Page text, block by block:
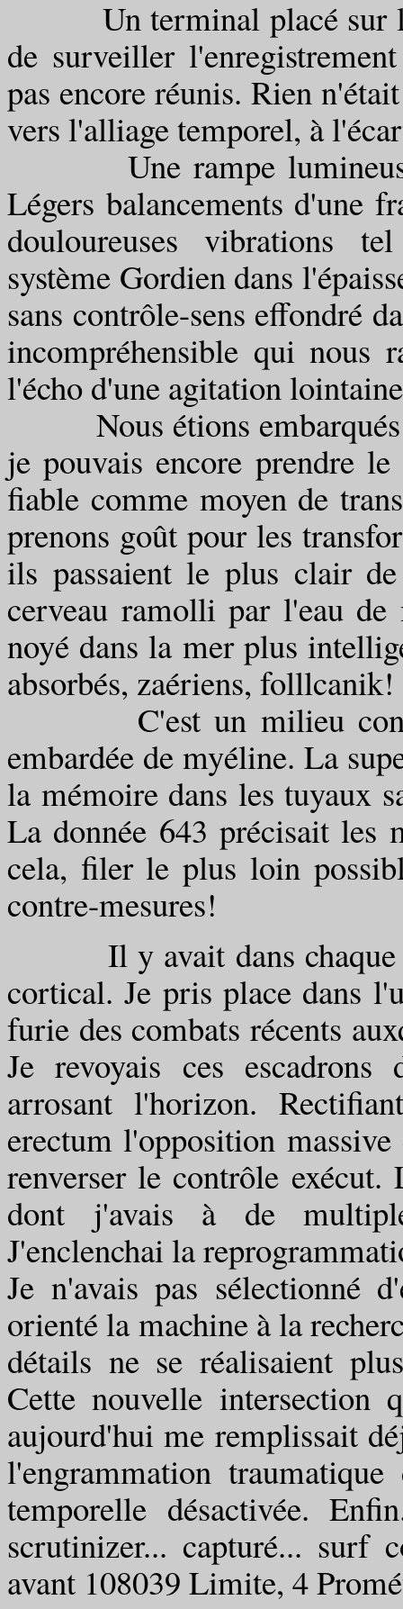
Un terminal placé sur la
de surveiller
pas encore réunis. Rien
vers l'alliage temporel, à
Une rampe lumineuse
Légers balancements d'une
douloureuses vibrations
système Gordien dans
sans contrôle-sens effondré
incompréhensible qui nous
l'écho d'une agitation
Nous étions embarqués
je pouvais encore prendre
fiable comme moyen de
prenons goût pour les
ils passaient le plus clair
cerveau ramolli par l'eau de
noyé dans la mer plus
absorbés, zaériens, folllcanik!
C'est un milieu contre.
embardée de myéline. La
la mémoire dans les tuyaux
La donnée 643 précisait les
cela, filer le plus loin
contre-mesures!
Il y avait dans chaque
cortical. Je pris place dans
furie des combats récents
Je revoyais ces escadrons
arrosant l'horizon.
erectum l'opposition
renverser le contrôle
dont j'avais à de
J'enclenchai la
Je n'avais pas sélectionné
orienté la machine à la
détails ne se réalisaient
Cette nouvelle intersection
aujourd'hui me remplissait
l'engrammation
temporelle désactivée.
scrutinizer... capturé... surf
avant 108039 Limite, 4